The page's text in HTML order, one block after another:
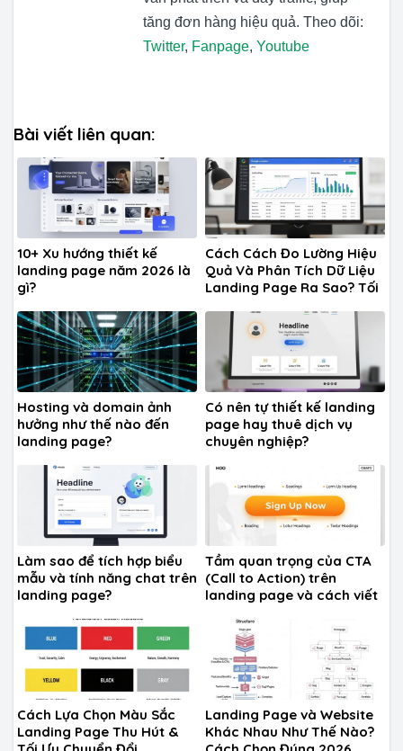
tăng đơn hàng hiệu quả. Theo dõi:
Twitter, Fanpage, Youtube
Bài viết liên quan:
10+ Xu hướng thiết kế
landing page năm 2026 là
gì?
Cách Cách Đo Lường Hiệu
Quả Và Phân Tích Dữ Liệu
Landing Page Ra Sao? Tối
Hosting và domain ảnh
hưởng như thế nào đến
landing page?
Có nên tự thiết kế landing
page hay thuê dịch vụ
chuyên nghiệp?
Làm sao để tích hợp biểu
mẫu và tính năng chat trên
landing page?
Tầm quan trọng của CTA
(Call to Action) trên
landing page và cách viết
Cách Lựa Chọn Màu Sắc
Landing Page Thu Hút &
Landing Page và Website
Khác Nhau Như Thế Nào?